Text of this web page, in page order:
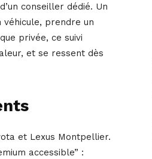
conseiller dédié. Un
prendre un
privée, ce suivi
et se ressent dès
et Lexus Montpellier.
accessible” :